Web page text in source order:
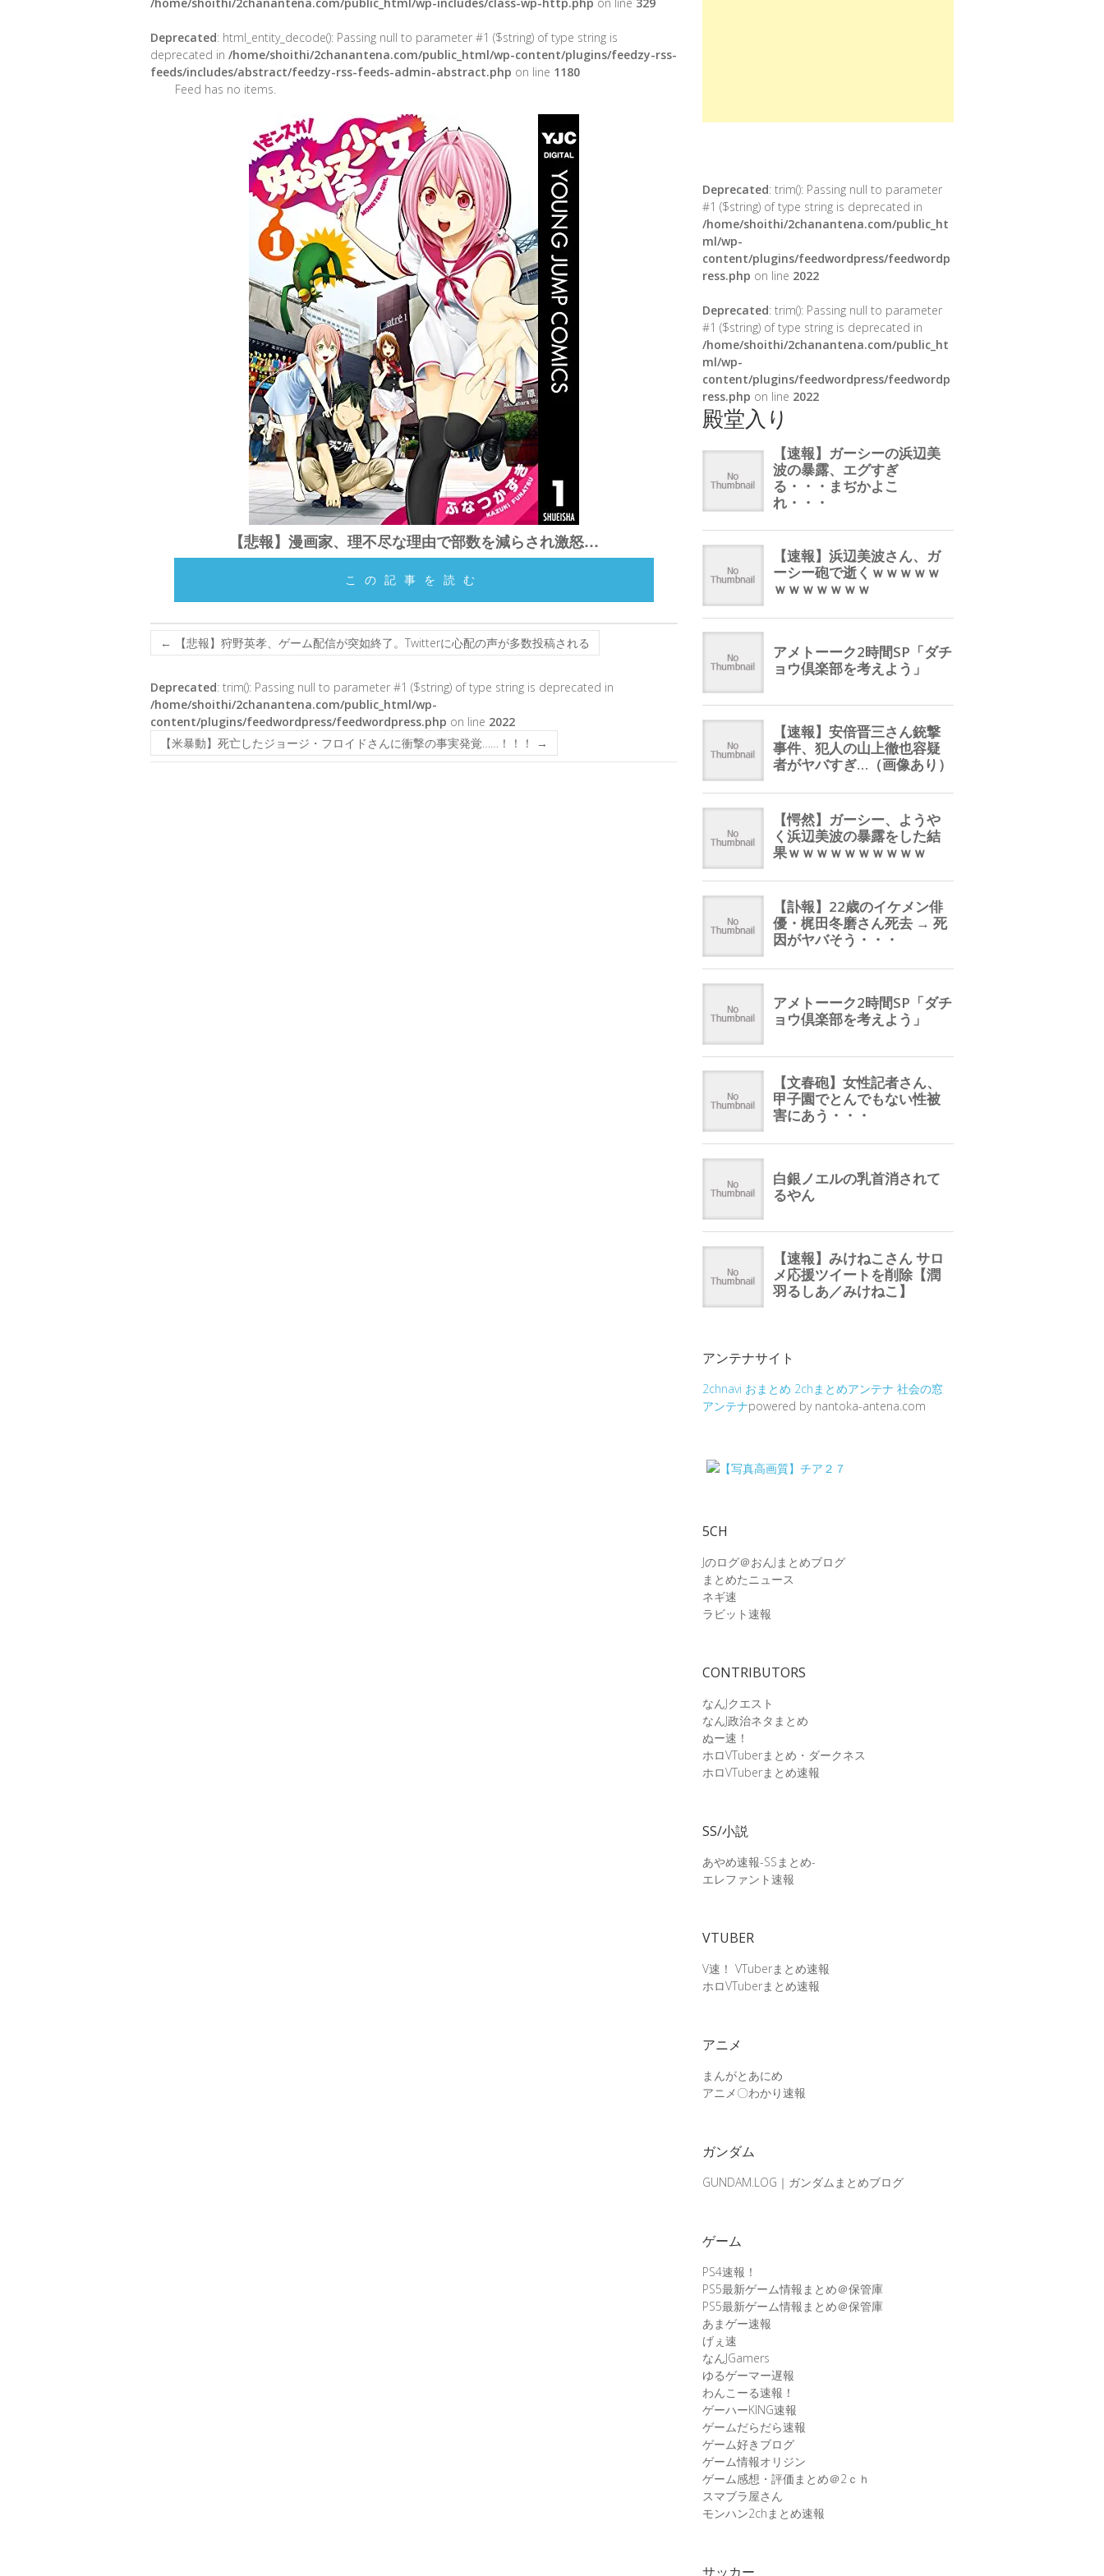
Deprecated: html_entity_decode(): Passing null to parameter #1 ($string) of type string is
deprecated in /home/shoithi/2chanantena.com/public_html/wp-content/plugins/feedzy-rss-
feeds/includes/abstract/feedzy-rss-feeds-admin-abstract.php on line 1180
Feed has no items.
【悲報】漫画家、理不尽な理由で部数を減らされ激怒…
この記事を読む
← 【悲報】狩野英孝、ゲーム配信が突如終了。Twitterに心配の声が多数投稿される
Deprecated: trim(): Passing null to parameter #1 ($string) of type string is deprecated in
/home/shoithi/2chanantena.com/public_html/wp-
content/plugins/feedwordpress/feedwordpress.php on line 2022
【米暴動】死亡したジョージ・フロイドさんに衝撃の事実発覚……！！！
→
Deprecated: trim(): Passing null to parameter
#1 ($string) of type string is deprecated in
/home/shoithi/2chanantena.com/public_ht
ml/wp-
content/plugins/feedwordpress/feedwordp
ress.php on line 2022
Deprecated: trim(): Passing null to parameter
#1 ($string) of type string is deprecated in
/home/shoithi/2chanantena.com/public_ht
ml/wp-
content/plugins/feedwordpress/feedwordp
ress.php on line 2022
殿堂入り
アンテナサイト
2chnavi おまとめ 2chまとめアンテナ 社会の窓
アンテナpowered by nantoka-antena.com
5CH
Jのログ＠おんJまとめブログ
まとめたニュース
ネギ速
ラビット速報
CONTRIBUTORS
なんJクエスト
なんJ政治ネタまとめ
ぬー速！
ホロVTuberまとめ・ダークネス
ホロVTuberまとめ速報
SS/小説
あやめ速報-SSまとめ-
エレファント速報
VTUBER
V速！ VTuberまとめ速報
ホロVTuberまとめ速報
アニメ
まんがとあにめ
アニメ〇わかり速報
ガンダム
GUNDAM.LOG｜ガンダムまとめブログ
ゲーム
PS4速報！
PS5最新ゲーム情報まとめ＠保管庫
PS5最新ゲーム情報まとめ＠保管庫
あまゲー速報
げぇ速
なんJGamers
ゆるゲーマー遅報
わんこーる速報！
ゲーハーKING速報
ゲームだらだら速報
ゲーム好きブログ
ゲーム情報オリジン
ゲーム感想・評価まとめ＠2ｃｈ
スマブラ屋さん
モンハン2chまとめ速報
サッカー